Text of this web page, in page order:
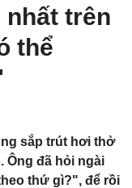
nhất trên
thể
sắp trút hơi thở
Ông đã hỏi ngài
thứ gì?", để rồi